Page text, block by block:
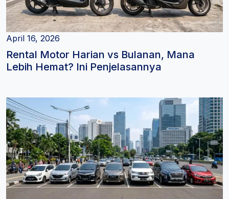
April 16, 2026
Rental Motor Harian vs Bulanan, Mana
Lebih Hemat? Ini Penjelasannya